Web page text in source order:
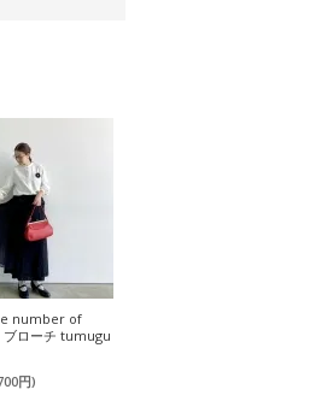
number of
ブローチ tumugu
円)